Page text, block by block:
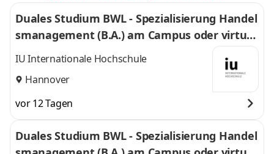
Duales Studium BWL - Spezialisierung Handel
smanagement (B.A.) am Campus oder virtuel
l
IU Internationale Hochschule
Hannover
vor 12 Tagen
Duales Studium BWL - Spezialisierung Handel